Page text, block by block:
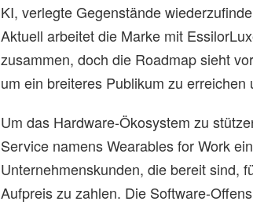
KI, verlegte Gegenstände
Aktuell arbeitet die Marke mit
zusammen, doch die Roadmap sieht
um ein breiteres Publikum zu
Um das Hardware-Ökosystem zu
Service namens Wearables for Work
Unternehmenskunden, die bereit sind,
Aufpreis zu zahlen. Die Software-